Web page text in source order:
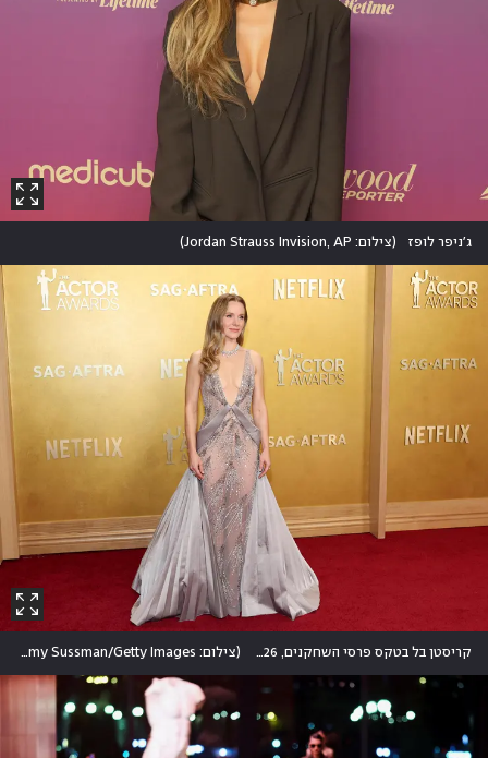
ג'ניפר לופז (צילום: Jordan Strauss Invision, AP )
קריסטן בל בטקס פרסי השחקנים, 2026 (צילום: Amy Sussman/Getty Images